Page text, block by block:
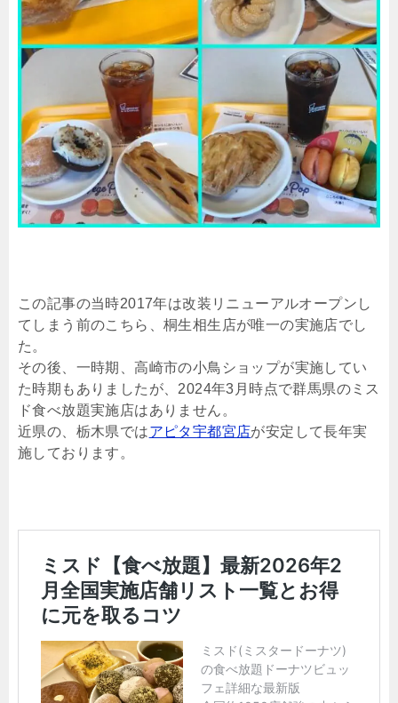
この記事の当時2017年は改装リニューアルオープンし
てしまう前のこちら、桐生相生店が唯一の実施店でし
た。
その後、一時期、高崎市の小鳥ショップが実施してい
た時期もありましたが、2024年3月時点で群馬県のミス
ド食べ放題実施店はありません。
近県の、栃木県ではアピタ宇都宮店が安定して長年実
施しております。